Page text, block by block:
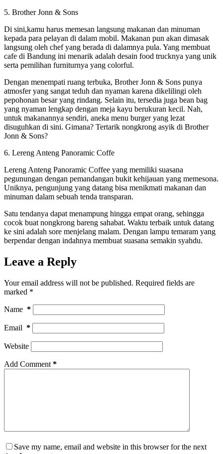
5. Brother Jonn & Sons
Di sini,kamu harus memesan langsung makanan dan minuman
kepada para pelayan di dalam mobil. Makanan pun akan dimasak
langsung oleh chef yang berada di dalamnya pula. Yang membuat
cafe di Bandung ini menarik adalah desain food trucknya yang unik
serta pemilihan furniturnya yang colorful.
Dengan menempati ruang terbuka, Brother Jonn & Sons punya
atmosfer yang sangat teduh dan nyaman karena dikelilingi oleh
pepohonan besar yang rindang. Selain itu, tersedia juga bean bag
yang nyaman lengkap dengan meja kayu berukuran kecil. Nah,
untuk makanannya sendiri, aneka menu burger yang lezat
disuguhkan di sini. Gimana? Tertarik nongkrong asyik di Brother
Jonn & Sons?
6. Lereng Anteng Panoramic Coffe
Lereng Anteng Panoramic Coffee yang memiliki suasana
pegunungan dengan pemandangan bukit kehijauan yang memesona.
Uniknya, pengunjung yang datang bisa menikmati makanan dan
minuman dalam sebuah tenda transparan.
Satu tendanya dapat menampung hingga empat orang, sehingga
cocok buat nongkrong bareng sahabat. Waktu terbaik untuk datang
ke sini adalah sore menjelang malam. Dengan lampu temaram yang
berpendar dengan indahnya membuat suasana semakin syahdu.
Leave a Reply
Your email address will not be published. Required fields are
marked *
Name *
Email *
Website
Add Comment *
Save my name, email and website in this browser for the next